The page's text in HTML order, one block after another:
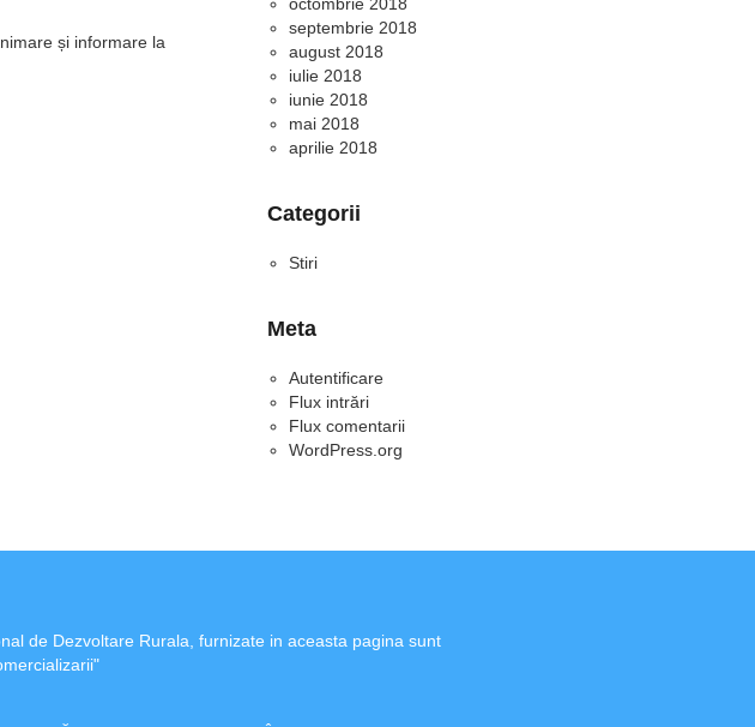
și informare la
septembrie 2018
august 2018
iulie 2018
iunie 2018
mai 2018
aprilie 2018
Categorii
Stiri
Meta
Autentificare
Flux intrări
Flux comentarii
WordPress.org
de Dezvoltare Rurala, furnizate in aceasta pagina sunt